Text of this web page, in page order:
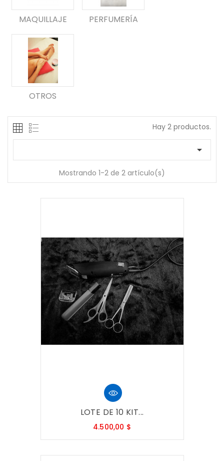
MAQUILLAJE PERFUMERÍA
OTROS
Hay 2 productos.

Mostrando 1-2 de 2 artículo(s)
LOTE DE 10 KIT...
4.500,00 $